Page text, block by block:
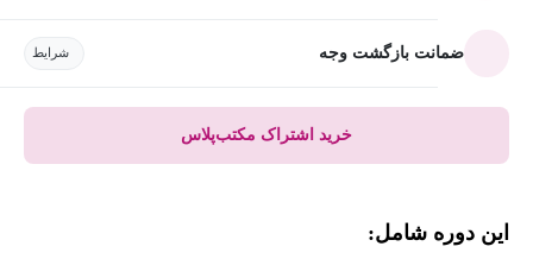
ضمانت بازگشت وجه شرایط
خرید اشتراک مکتب‌پلاس
این دوره شامل: